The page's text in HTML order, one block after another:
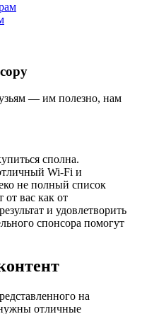
— им полезно, нам
сполна.
Wi-Fi и
не полный список
вас как от
и удовлетворить
спонсора помогут
на
отличные